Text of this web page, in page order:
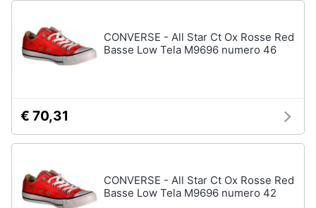
CONVERSE - All Star Ct Ox Rosse Red
Basse Low Tela M9696 numero 46
€ 70,31
CONVERSE - All Star Ct Ox Rosse Red
Basse Low Tela M9696 numero 42